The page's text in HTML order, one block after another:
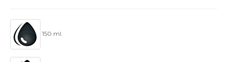
150 ml.